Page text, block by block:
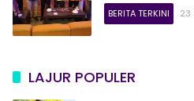
BERITA TERKINI 23
LAJUR POPULER